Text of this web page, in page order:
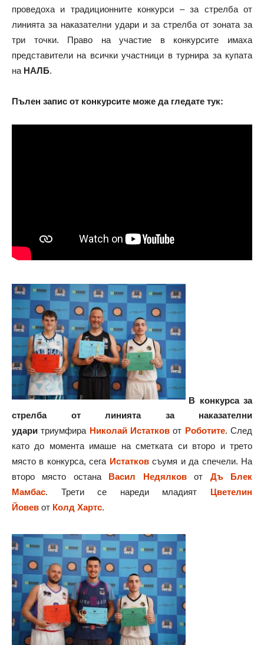
проведоха и традиционните конкурси – за стрелба от
линията за наказателни удари и за стрелба от зоната за
три точки. Право на участие в конкурсите имаха
представители на всички участници в турнира за купата
на НАЛБ.
Пълен запис от конкурсите може да гледате тук:
В конкурса за
стрелба от линията за наказателни
удари триумфира Николай Истатков от Роботите. След
като до момента имаше на сметката си второ и трето
място в конкурса, сега Истатковсъумя и да спечели. На
второ място остана Васил Недялковот Дъ Блек
Мамбас. Трети се нареди младият Цветелин
Йовев от Колд Хартс.